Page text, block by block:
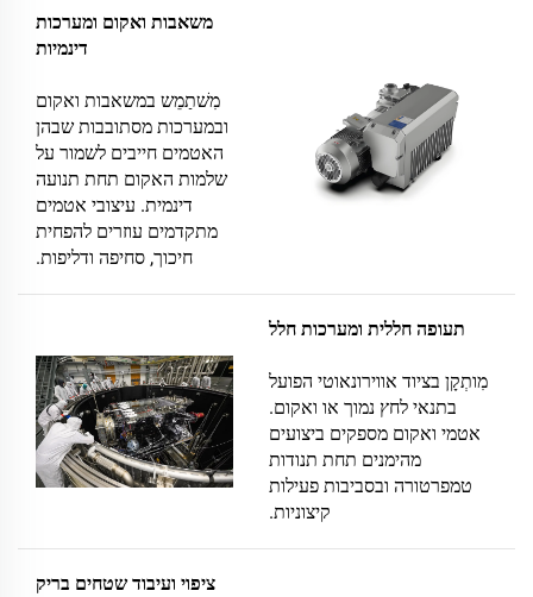
משאבות ואקום ומערכות
דינמיות
מִשׁתַמֵש במשאבות ואקום
ובמערכות מסתובבות שבהן
האטמים חייבים לשמור על
שלמות האקום תחת תנועה
דינמית. עיצובי אטמים
מתקדמים עוזרים להפחית
חיכוך, סחיפה ודליפות.
תעופה חללית ומערכות חלל
מִותְקָן בציוד אווירונאוטי הפועל
בתנאי לחץ נמוך או ואקום.
אטמי ואקום מספקים ביצועים
מהימנים תחת תנודות
טמפרטורה ובסביבות פעילות
קיצוניות.
ציפוי ועיבוד שטחים בריק